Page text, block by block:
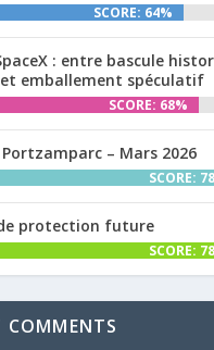
SCORE: 64%
: entre bascule
emballement spéculatif
SCORE: 68%
Portzamparc – Mars 2026
SCORE:
protection future
SCORE:
COMMENTS